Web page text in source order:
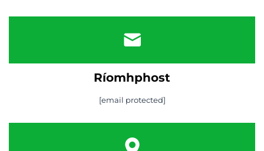
Ríomhphost
[email protected]